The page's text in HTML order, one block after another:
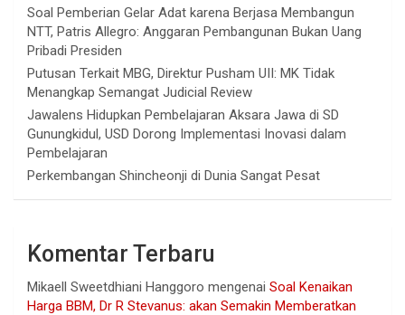
Soal Pemberian Gelar Adat karena Berjasa Membangun
NTT, Patris Allegro: Anggaran Pembangunan Bukan Uang
Pribadi Presiden
Putusan Terkait MBG, Direktur Pusham UII: MK Tidak
Menangkap Semangat Judicial Review
Jawalens Hidupkan Pembelajaran Aksara Jawa di SD
Gunungkidul, USD Dorong Implementasi Inovasi dalam
Pembelajaran
Perkembangan Shincheonji di Dunia Sangat Pesat
Komentar Terbaru
Mikaell Sweetdhiani Hanggoro mengenai Soal Kenaikan
Harga BBM, Dr R Stevanus: akan Semakin Memberatkan